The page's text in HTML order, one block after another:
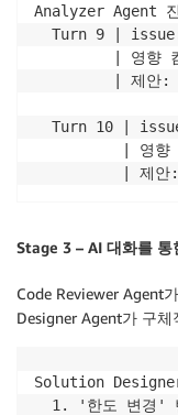
Analyzer Agent
Turn 9 |
| 영향
| 제안:
Turn 10 |
| 영향
| 제안:
Stage 3 – AI 대화를 통
Code Reviewer Agent
Designer Agent가 구
Solution
1. '한도 변경'